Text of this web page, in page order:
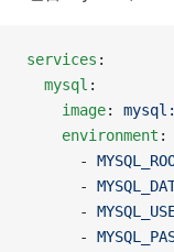
services :
  mysql
:
    image
:
    environment
:
      -
      -
      -
      -